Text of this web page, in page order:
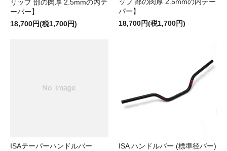
リップ 部の肉厚 2.5mmの内テ
ーパー】
18,700円(税1,700円)
ップ 部の肉厚 2.5mmの内テー
パー】
18,700円(税1,700円)
ISAテーパーハンドルバー
ISA ハンドルバー (標準径バー)